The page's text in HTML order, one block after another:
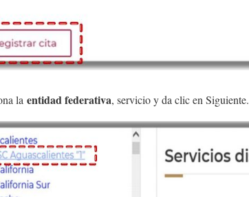
la entidad federativa, servicio y da clic en Siguiente.